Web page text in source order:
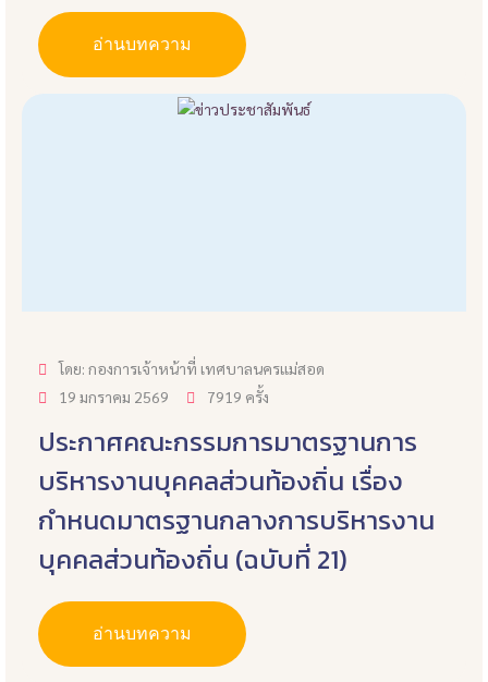
อ่านบทความ
โดย: กองการเจ้าหน้าที่ เทศบาลนครแม่สอด
19 มกราคม 2569
7919 ครั้ง
ประกาศคณะกรรมการมาตรฐานการ
บริหารงานบุคคลส่วนท้องถิ่น เรื่อง
กำหนดมาตรฐานกลางการบริหารงาน
บุคคลส่วนท้องถิ่น (ฉบับที่ 21)
อ่านบทความ